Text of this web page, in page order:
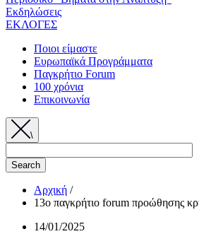
Εκδηλώσεις
ΕΚΛΟΓΕΣ
Ποιοι είμαστε
Ευρωπαϊκά Προγράμματα
Παγκρήτιο Forum
100 χρόνια
Επικοινωνία
\
Breadcrumb
Αρχική /
13ο παγκρήτιο forum προώθησης
14/01/2025